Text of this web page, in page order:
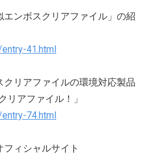
ンボスクリアファイル」の紹
41.html
リアファイルの環境対応製品
リアファイル！」
74.html
ィシャルサイト